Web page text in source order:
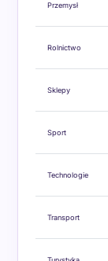
Przemysł
Rolnictwo
Sklepy
Sport
Technologie
Transport